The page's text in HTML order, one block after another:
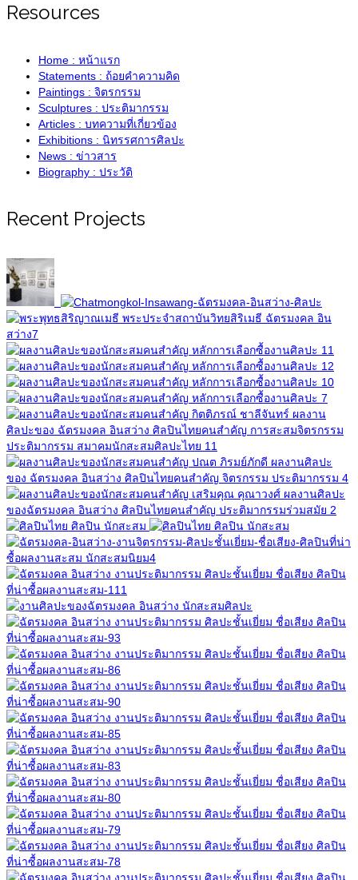
Resources
Home : หน้าแรก
Statements : ถ้อยคำความคิด
Paintings : จิตรกรรม
Sculptures : ประติมากรรม
Articles : บทความที่เกี่ยวข้อง
Exhibitions : นิทรรศการศิลปะ
News : ข่าวสาร
Biography : ประวัติ
Recent Projects